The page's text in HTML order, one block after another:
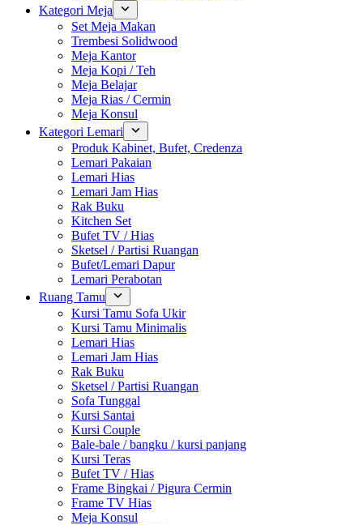
Kategori Meja
Set Meja Makan
Trembesi Solidwood
Meja Kantor
Meja Kopi / Teh
Meja Belajar
Meja Rias / Cermin
Meja Konsul
Kategori Lemari
Produk Kabinet, Bufet, Credenza
Lemari Pakaian
Lemari Hias
Lemari Jam Hias
Rak Buku
Kitchen Set
Bufet TV / Hias
Sketsel / Partisi Ruangan
Bufet/Lemari Dapur
Lemari Perabotan
Ruang Tamu
Kursi Tamu Sofa Ukir
Kursi Tamu Minimalis
Lemari Hias
Lemari Jam Hias
Rak Buku
Sketsel / Partisi Ruangan
Sofa Tunggal
Kursi Santai
Kursi Couple
Bale-bale / bangku / kursi panjang
Kursi Teras
Bufet TV / Hias
Frame Bingkai / Pigura Cermin
Frame TV Hias
Meja Konsul